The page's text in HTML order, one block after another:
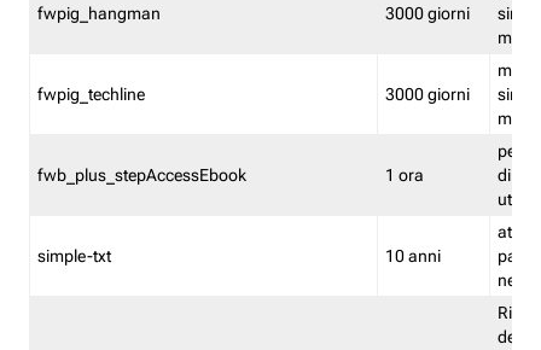
fwpig_hangman 3000 giorni
fwpig_techline 3000 giorni
fwb_plus_stepAccessEbook 1 ora
di un
simple-txt 10 anni
attiva